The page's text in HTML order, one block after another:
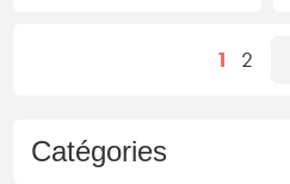
Catégories
1 2